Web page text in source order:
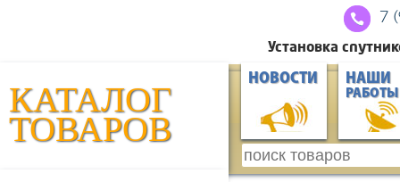
7
Установка
КАТАЛОГ
ТОВАРОВ
НОВОСТИ НАШИ
РАБОТЫ